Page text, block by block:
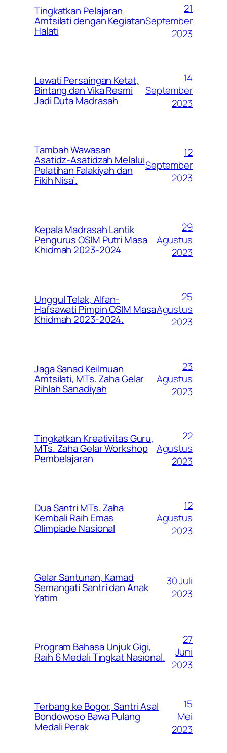
Tingkatkan Pelajaran
Amtsilati dengan Kegiatan
Halati
21
September
2023
Lewati Persaingan Ketat,
Bintang dan Vika Resmi
Jadi Duta Madrasah
14
September
2023
Tambah Wawasan
Asatidz-Asatidzah Melalui
Pelatihan Falakiyah dan
Fikih Nisa’.
12
September
2023
Kepala Madrasah Lantik
Pengurus OSIM Putri Masa
Khidmah 2023-2024
29
Agustus
2023
Unggul Telak, Alfan-
Hafsawati Pimpin OSIM Masa
Khidmah 2023-2024.
25
Agustus
2023
Jaga Sanad Keilmuan
Amtsilati, MTs. Zaha Gelar
Rihlah Sanadiyah
23
Agustus
2023
Tingkatkan Kreativitas Guru,
MTs. Zaha Gelar Workshop
Pembelajaran
22
Agustus
2023
Dua Santri MTs. Zaha
Kembali Raih Emas
Olimpiade Nasional
12
Agustus
2023
Gelar Santunan, Kamad
Semangati Santri dan Anak
Yatim
30 Juli
2023
Program Bahasa Unjuk Gigi,
Raih 6 Medali Tingkat Nasional.
27
Juni
2023
Terbang ke Bogor, Santri Asal
Bondowoso Bawa Pulang
Medali Perak
15
Mei
2023